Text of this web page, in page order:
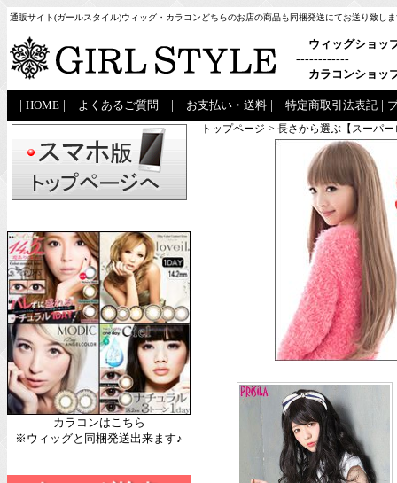
通販サイト(ガールスタイル)ウィッグ・カラコンどちらのお店の商品も同梱発送にてお送り致し
ウィッグショッ
------------
カラコンショッ
HOME よくあるご質問 お支払い・送料 特定商取引法表記
カラコンはこちら
※ウィッグと同梱発送出来ます♪
トップページ > 長さから選ぶ【スーパ